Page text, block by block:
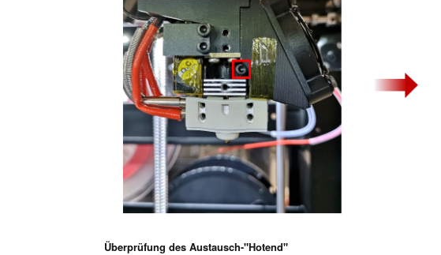
Überprüfung des Austausch-"Hotend"